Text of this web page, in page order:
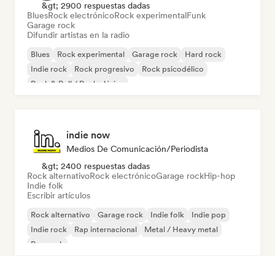
&gt; 2900 respuestas dadas
BluesRock electrónicoRock experimentalFunk
Garage rock
Difundir artistas en la radio
Blues Rock experimental Garage rock
Hard rock
Indie rock
Rock progresivo
Rock psicodélico
Rock & Roll / Rock clásico
indie now
Medios De Comunicación/Periodista
&gt; 2400 respuestas dadas
Rock alternativoRock electrónicoGarage rockHip-hop
Indie folk
Escribir artículos
Rock alternativo Garage rock Indie folk
Indie pop
Indie rock
Rap internacional
Metal / Heavy metal
Pop rock